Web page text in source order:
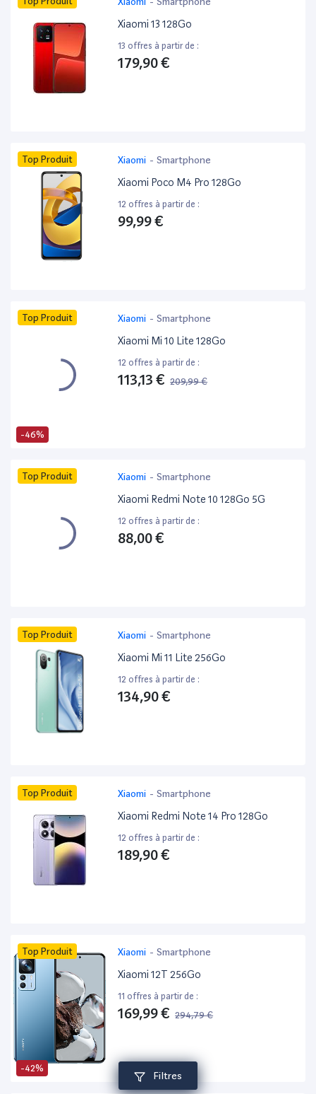
Filtres
Xiaomi 13 128Go
13 offres à partir de :
179,90 €
Top Produit Xiaomi - Smartphone
Xiaomi Poco M4 Pro 128Go
12 offres à partir de :
99,99 €
-46%
Top Produit Xiaomi - Smartphone
Xiaomi Mi 10 Lite 128Go
12 offres à partir de :
113,13 € 209,99 €
Top Produit Xiaomi - Smartphone
Xiaomi Redmi Note 10 128Go 5G
12 offres à partir de :
88,00 €
Top Produit Xiaomi - Smartphone
Xiaomi Mi 11 Lite 256Go
12 offres à partir de :
134,90 €
Top Produit Xiaomi - Smartphone
Xiaomi Redmi Note 14 Pro 128Go
12 offres à partir de :
189,90 €
-42%
Top Produit Xiaomi - Smartphone
Xiaomi 12T 256Go
11 offres à partir de :
169,99 € 294,79 €